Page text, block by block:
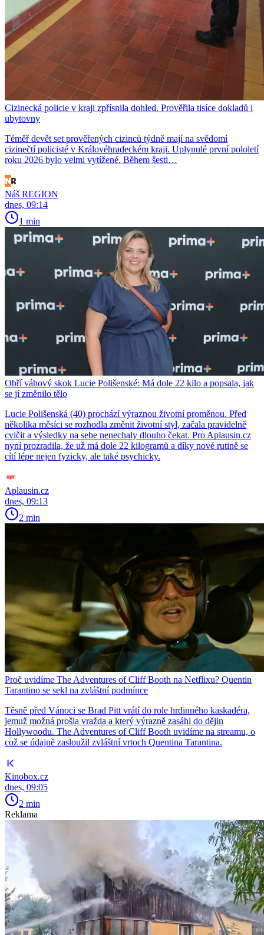
Cizinecká policie v kraji zpřísnila dohled. Prověřila tisíce dokladů i
ubytovny
Téměř devět set prověřených cizinců týdně mají na svědomí
cizinečtí policisté v Královéhradeckém kraji. Uplynulé první pololetí
roku 2026 bylo velmi vytížené. Během šesti…
Náš REGION
dnes, 09:14
1 min
Obří váhový skok Lucie Polišenské: Má dole 22 kilo a popsala, jak
se jí změnilo tělo
Lucie Polišenská (40) prochází výraznou životní proměnou. Před
několika měsíci se rozhodla změnit životní styl, začala pravidelně
cvičit a výsledky na sebe nenechaly dlouho čekat. Pro Aplausin.cz
nyní prozradila, že už má dole 22 kilogramů a díky nové rutině se
cítí lépe nejen fyzicky, ale také psychicky.
Aplausin.cz
dnes, 09:13
2 min
Proč uvidíme The Adventures of Cliff Booth na Netflixu? Quentin
Tarantino se sekl na zvláštní podmínce
Těsně před Vánoci se Brad Pitt vrátí do role hrdinného kaskadéra,
jemuž možná prošla vražda a který výrazně zasáhl do dějin
Hollywoodu. The Adventures of Cliff Booth uvidíme na streamu, o
což se údajně zasloužil zvláštní vrtoch Quentina Tarantina.
Kinobox.cz
dnes, 09:05
2 min
Reklama